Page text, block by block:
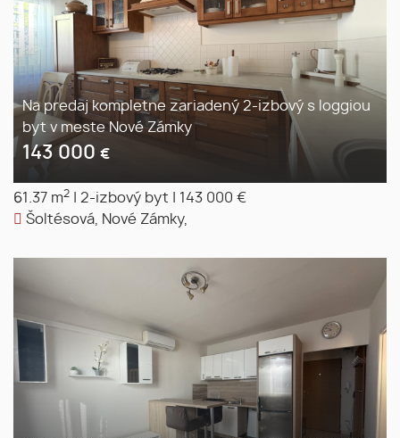
Na predaj kompletne zariadený 2-izbový s loggiou
byt v meste Nové Zámky
143 000 €
61.37 m2 2-izbový byt
143 000 €
Šoltésová, Nové Zámky,